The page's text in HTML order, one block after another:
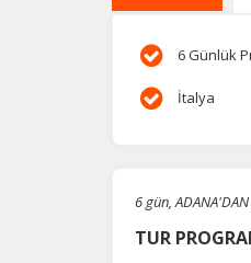
6 Günlük
İtalya
6 gün,
TUR